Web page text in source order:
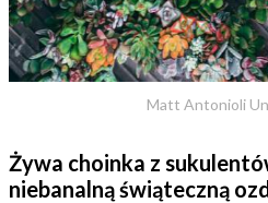
Matt Antonioli
Żywa choinka z
niebanalną świąteczną